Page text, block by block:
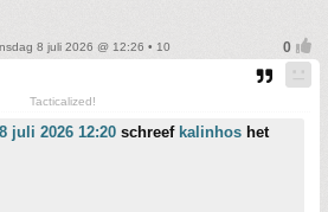
8 juli 2026 @ 12:26 • 10
Tacticalized!
juli 2026 12:20 schreef kalinhos het